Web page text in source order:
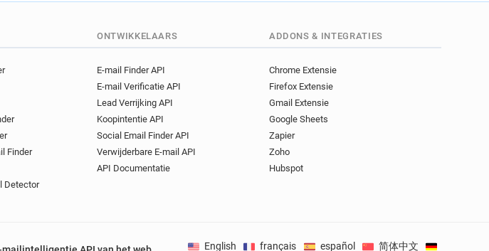
Finder
Detector
ONTWIKKELAARS
E-mail Finder API
E-mail Verificatie API
Lead Verrijking API
Koopintentie API
Social Email Finder API
Verwijderbare E-mail API
API Documentatie
ADDONS & INTEGRATIES
Chrome Extensie
Firefox Extensie
Gmail Extensie
Google Sheets
Zapier
Zoho
Hubspot
English français español 简体中文